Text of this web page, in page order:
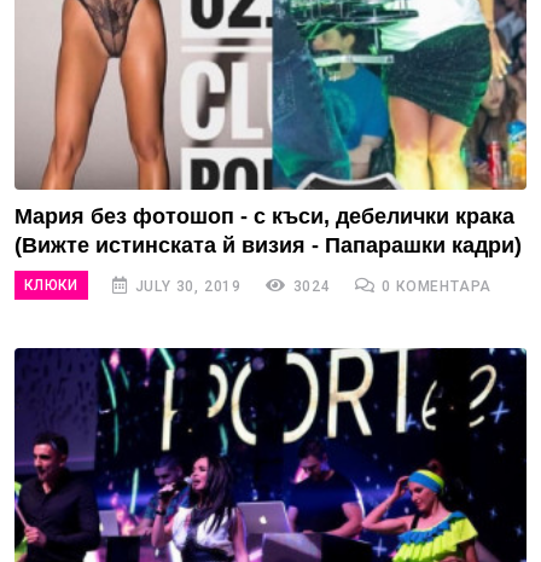
Мария без фотошоп - с къси, дебелички крака
(Вижте истинската й визия - Папарашки кадри)
КЛЮКИ JULY 30, 2019 3024 0 КОМЕНТАРА